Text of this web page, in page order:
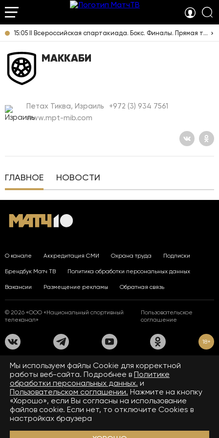
15:05 II Всероссийская спартакиада. Бокс. Финалы. Прямая трансляция из Челябинска
МАККАБИ
Петах Тиква, Израиль
+972 (3) 934 7561
www.mpt-mib.com
ГЛАВНОЕ НОВОСТИ
О канале Аккредитация СМИ Охрана труда Подписки
Брендбук Матч ТВ Политика обработки персональных данных
Вакансии Размещение рекламы Обратная связь
© 2026 «ООО «Национальный спортивный
телеканал»
Пользовательское
соглашение
18+
На сайте применяются рекомендательные технологии. Подробнее
Правилах применения рекомендательных технологий.
Средство массовой информации сетевое издание «www.matchtv.ru»
зарегистрировано Федеральной службой по надзору в сфере связи,
информационных технологий и массовых коммуникаций (Роскомнадзор).
Свидетельство о регистрации средства массовой информации ЭЛ № ФС 77 - 72390
от 28.02.2018. Название — www.matchtv.ru.
Учредитель (соучредители) СМИ сетевого издания «www.matchtv.ru»: ООО
«Национальный спортивный телеканал», главный редактор СМИ сетевого издания
Мы используем файлы Сookie для корректной
работы веб-сайта. Подробнее в Политике
обработки персональных данных. и
Пользовательском соглашении. Нажмите на кнопку
«Хорошо», если Вы согласны на использование
файлов cookie. Если нет, то отключите Cookies в
настройках браузера